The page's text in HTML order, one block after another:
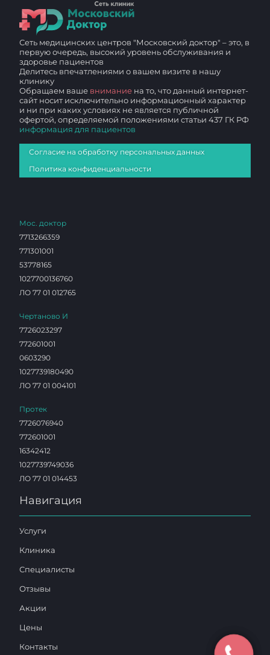
Сеть медицинских центров "Московский доктор" – это, в
первую очередь, высокий уровень обслуживания и
здоровье пациентов
Делитесь впечатлениями о вашем визите в нашу
клинику
Обращаем ваше внимание на то, что данный интернет-
сайт носит исключительно информационный характер
и ни при каких условиях не является публичной
офертой, определяемой положениями статьи 437 ГК РФ
информация для пациентов
Согласие на обработку персональных данных
Политика конфиденциальности
Мос. доктор
7713266359
771301001
53778165
1027700136760
ЛО 77 01 012765
Чертаново И
7726023297
772601001
0603290
1027739180490
ЛО 77 01 004101
Протек
7726076940
772601001
16342412
1027739749036
ЛО 77 01 014453
Навигация
Услуги
Клиника
Специалисты
Отзывы
Акции
Цены
Контакты